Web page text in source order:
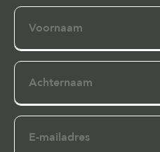
Voornaam
Achternaam
E-
mailadres